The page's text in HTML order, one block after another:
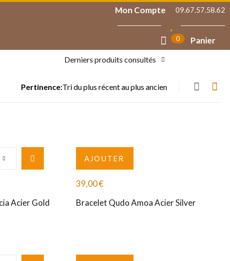
Mon Compte 09.67.57.58.62
0 Panier
Derniers produits consultés
Pertinence:
Acier Gold
AJOUTER
39,00€
Bracelet Qudo Amoa Acier Silver